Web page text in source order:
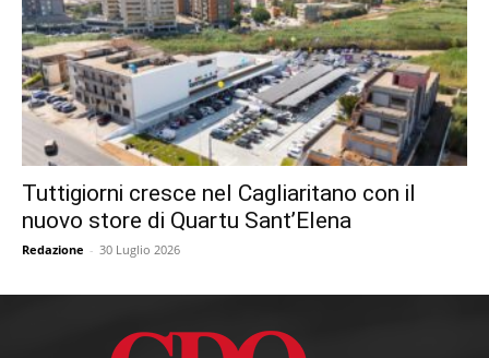
Tuttigiorni cresce nel Cagliaritano con il
nuovo store di Quartu Sant’Elena
Redazione - 30 Luglio 2026